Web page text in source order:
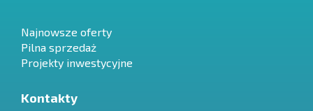
Najnowsze oferty
Pilna sprzedaż
Projekty inwestycyjne
Kontakty